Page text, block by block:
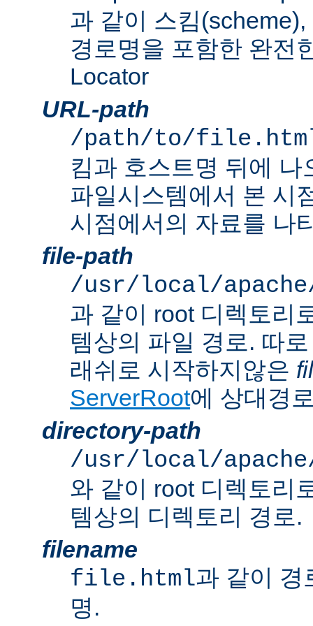
과 같이 스킴
경로명을 포함한 완전
Locator
URL-path
/path/to/
킴과 호스트명 뒤에
파일시스템에서 본 시
시점에서의 자료를 나
file-path
/usr/local/
과 같이 root 디렉토리
템상의 파일 경로. 따
래쉬로 시작하지않은
ServerRoot에 상대경
directory-path
/usr/local/
와 같이 root 디렉토리
템상의 디렉토리 경로.
filename
file.html과 같이 경
명.